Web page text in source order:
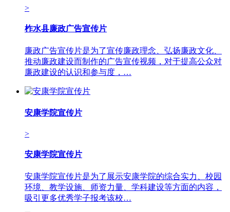
>
柞水县廉政广告宣传片
廉政广告宣传片是为了宣传廉政理念、弘扬廉政文化、
推动廉政建设而制作的广告宣传视频，对于提高公众对
廉政建设的认识和参与度，…
安康学院宣传片
>
安康学院宣传片
安康学院宣传片是为了展示安康学院的综合实力、校园
环境、教学设施、师资力量、学科建设等方面的内容，
吸引更多优秀学子报考该校…